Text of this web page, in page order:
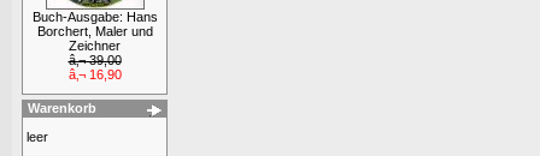
Buch-Ausgabe: Hans
Borchert, Maler und
Zeichner
â‚¬ 39,00
â‚¬ 16,90
Warenkorb
leer